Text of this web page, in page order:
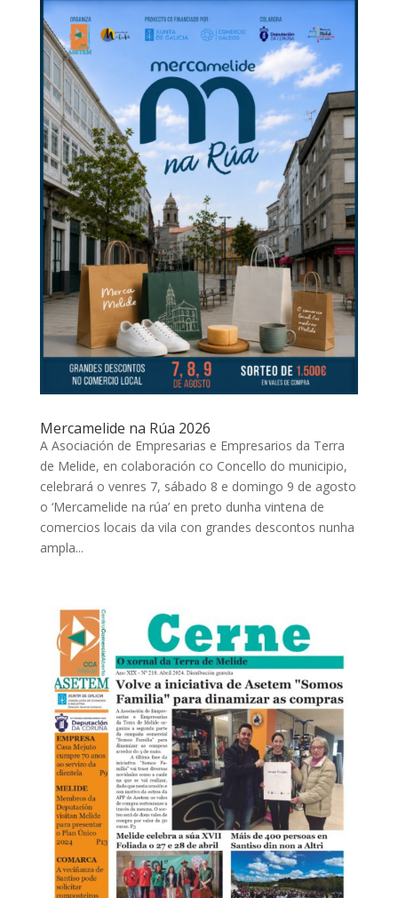
Mercamelide na Rúa 2026
A Asociación de Empresarias e Empresarios da Terra
de Melide, en colaboración co Concello do municipio,
celebrará o venres 7, sábado 8 e domingo 9 de agosto
o ‘Mercamelide na rúa’ en preto dunha vintena de
comercios locais da vila con grandes descontos nunha
ampla...